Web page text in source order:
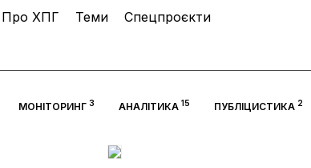
Про ХПГ Теми Спецпроєкти
МОНІТОРИНГ3 АНАЛІТИКА 15 ПУБЛІЦИСТИКА 2